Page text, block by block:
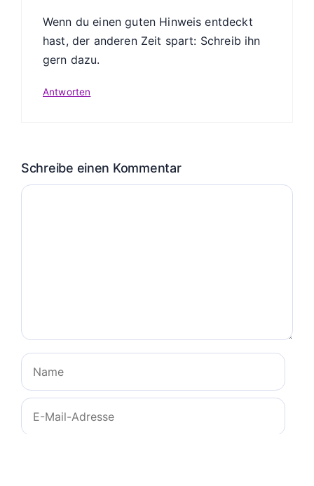
Wenn du einen guten Hinweis entdeckt
hast, der anderen Zeit spart: Schreib ihn
gern dazu.
Antworten
Schreibe einen Kommentar
Kommentar
Name
E-
Mail-